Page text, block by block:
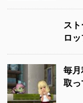
ス
ロ
毎
取っ